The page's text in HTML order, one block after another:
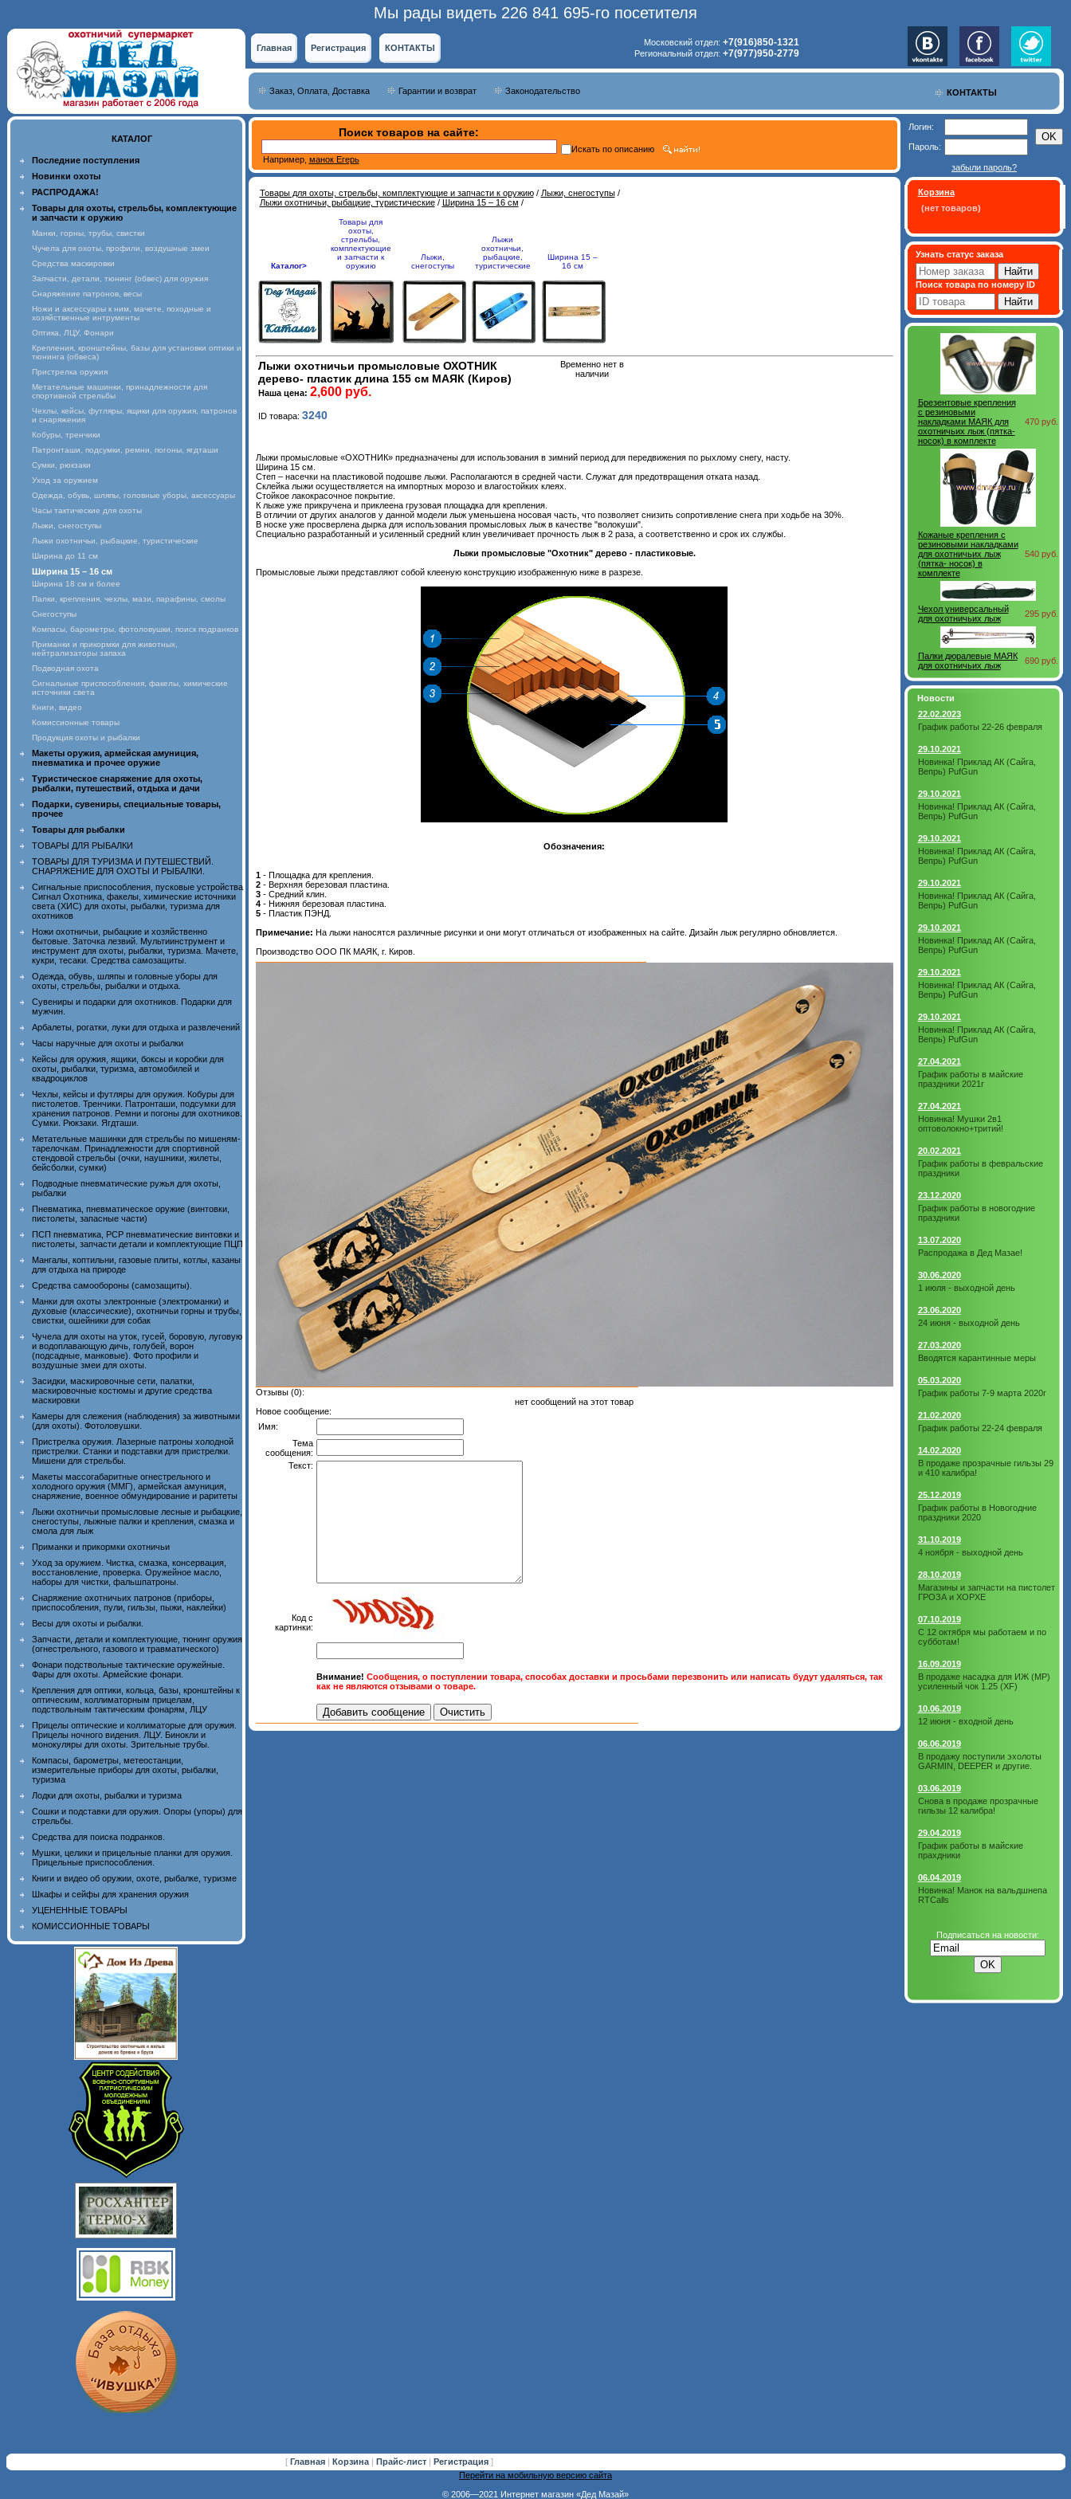
Мы рады видеть 226 841 695-го посетителя
Главная Регистрация КОНТАКТЫ
Московский отдел: +7(916)850-1321
Региональный отдел: +7(977)950-2779
КОНТАКТЫ
Заказ, Оплата, Доставка Гарантии и возврат Законодательство
КАТАЛОГ
Последние поступления
Новинки охоты
РАСПРОДАЖА!
Товары для охоты, стрельбы, комплектующие
и запчасти к оружию
Манки, горны, трубы, свистки
Чучела для охоты, профили, воздушные змеи
Средства маскировки
Запчасти, детали, тюнинг (обвес) для оружия
Снаряжение патронов, весы
Ножи и аксессуары к ним, мачете, походные и
хозяйственные интрументы
Оптика, ЛЦУ, Фонари
Крепления, кронштейны, базы для установки оптики и
тюнинга (обвеса)
Пристрелка оружия
Метательные машинки, принадлежности для
спортивной стрельбы
Чехлы, кейсы, футляры, ящики для оружия, патронов
и снаряжения
Кобуры, тренчики
Патронташи, подсумки, ремни, погоны, ягдташи
Сумки, рюкзаки
Уход за оружием
Одежда, обувь, шляпы, головные уборы, аксессуары
Часы тактические для охоты
Лыжи, снегоступы
Лыжи охотничьи, рыбацкие, туристические
Ширина до 11 см
Ширина 15 – 16 см
Ширина 18 см и более
Палки, крепления, чехлы, мази, парафины, смолы
Снегоступы
Компасы, барометры, фотоловушки, поиск подранков
Приманки и прикормки для животных,
нейтрализаторы запаха
Подводная охота
Сигнальные приспособления, факелы, химические
источники света
Книги, видео
Комиссионные товары
Продукция охоты и рыбалки
Макеты оружия, армейская амуниция,
пневматика и прочее оружие
Туристическое снаряжение для охоты,
рыбалки, путешествий, отдыха и дачи
Подарки, сувениры, специальные товары,
прочее
Товары для рыбалки
ТОВАРЫ ДЛЯ РЫБАЛКИ
ТОВАРЫ ДЛЯ ТУРИЗМА И ПУТЕШЕСТВИЙ.
СНАРЯЖЕНИЕ ДЛЯ ОХОТЫ И РЫБАЛКИ.
Сигнальные приспособления, пусковые устройства
Сигнал Охотника, факелы, химические источники
света (ХИС) для охоты, рыбалки, туризма для
охотников
Ножи охотничьи, рыбацкие и хозяйственно
бытовые. Заточка лезвий. Мультиинструмент и
инструмент для охоты, рыбалки, туризма. Мачете,
кукри, тесаки. Средства самозащиты.
Одежда, обувь, шляпы и головные уборы для
охоты, стрельбы, рыбалки и отдыха.
Сувениры и подарки для охотников. Подарки для
мужчин.
Арбалеты, рогатки, луки для отдыха и развлечений
Часы наручные для охоты и рыбалки
Кейсы для оружия, ящики, боксы и коробки для
охоты, рыбалки, туризма, автомобилей и
квадроциклов
Чехлы, кейсы и футляры для оружия. Кобуры для
пистолетов. Тренчики. Патронташи, подсумки для
хранения патронов. Ремни и погоны для охотников.
Сумки. Рюкзаки. Ягдташи.
Метательные машинки для стрельбы по мишеням-
тарелочкам. Принадлежности для спортивной
стендовой стрельбы (очки, наушники, жилеты,
бейсболки, сумки)
Подводные пневматические ружья для охоты,
рыбалки
Пневматика, пневматическое оружие (винтовки,
пистолеты, запасные части)
ПСП пневматика, PCP пневматические винтовки и
пистолеты, запчасти детали и комплектующие ПЦП
Мангалы, коптильни, газовые плиты, котлы, казаны
для отдыха на природе
Средства самообороны (самозащиты).
Манки для охоты электронные (электроманки) и
духовые (классические), охотничьи горны и трубы,
свистки, ошейники для собак
Чучела для охоты на уток, гусей, боровую, луговую
и водоплавающую дичь, голубей, ворон
(подсадные, манковые). Фото профили и
воздушные змеи для охоты.
Засидки, маскировочные сети, палатки,
маскировочные костюмы и другие средства
маскировки
Камеры для слежения (наблюдения) за животными
(для охоты). Фотоловушки.
Пристрелка оружия. Лазерные патроны холодной
пристрелки. Станки и подставки для пристрелки.
Мишени для стрельбы.
Макеты массогабаритные огнестрельного и
холодного оружия (ММГ), армейская амуниция,
снаряжение, военное обмундирование и раритеты
Лыжи охотничьи промысловые лесные и рыбацкие,
снегоступы, лыжные палки и крепления, смазка и
смола для лыж
Приманки и прикормки охотничьи
Уход за оружием. Чистка, смазка, консервация,
восстановление, проверка. Оружейное масло,
наборы для чистки, фальшпатроны.
Снаряжение охотничьих патронов (приборы,
приспособления, пули, гильзы, пыжи, наклейки)
Весы для охоты и рыбалки.
Запчасти, детали и комплектующие, тюнинг оружия
(огнестрельного, газового и травматического)
Фонари подствольные тактические оружейные.
Фары для охоты. Армейские фонари.
Крепления для оптики, кольца, базы, кронштейны к
оптическим, коллиматорным прицелам,
подствольным тактическим фонарям, ЛЦУ
Прицелы оптические и коллиматорые для оружия.
Прицелы ночного видения. ЛЦУ. Бинокли и
монокуляры для охоты. Зрительные трубы.
Компасы, барометры, метеостанции,
измерительные приборы для охоты, рыбалки,
туризма
Лодки для охоты, рыбалки и туризма
Сошки и подставки для оружия. Опоры (упоры) для
стрельбы.
Средства для поиска подранков.
Мушки, целики и прицельные планки для оружия.
Прицельные приспособления.
Книги и видео об оружии, охоте, рыбалке, туризме
Шкафы и сейфы для хранения оружия
УЦЕНЕННЫЕ ТОВАРЫ
КОМИССИОННЫЕ ТОВАРЫ
Поиск товаров на сайте:
Например, манок Егерь
Искать по описанию
Товары для охоты, стрельбы, комплектующие и запчасти к оружию/ Лыжи, снегоступы/
Лыжи охотничьи, рыбацкие, туристические/ Ширина 15 – 16 см /
Каталог>
Товары для
охоты,
стрельбы,
комплектующие
и запчасти к
оружию
Лыжи,
снегоступы
Лыжи
охотничьи,
рыбацкие,
туристические
Ширина 15 –
16 см
Лыжи охотничьи промысловые ОХОТНИК
дерево- пластик длина 155 см МАЯК (Киров)
Наша цена: 2,600 руб.
ID товара: 3240
Временно нет в
наличии
Лыжи промысловые «ОХОТНИК» предназначены для использования в зимний период для передвижения по рыхлому снегу, насту.
Ширина 15 см.
Степ – насечки на пластиковой подошве лыжи. Располагаются в средней части. Служат для предотвращения отката назад.
Склейка лыжи осуществляется на импортных морозо и влагостойких клеях.
Стойкое лакокрасочное покрытие.
К лыже уже прикручена и приклеена грузовая площадка для крепления.
В отличии от других аналогов у данной модели лыж уменьшена носовая часть, что позволяет снизить сопротивление снега при ходьбе на 30%.
В носке уже просверлена дырка для использования промысловых лыж в качестве "волокуши".
Специально разработанный и усиленный средний клин увеличивает прочность лыж в 2 раза, а соответственно и срок их службы.
Лыжи промысловые "Охотник" дерево - пластиковые.
Промысловые лыжи представляют собой клееную конструкцию изображенную ниже в разрезе.
Обозначения:
1- Площадка для крепления.
2- Верхняя березовая пластина.
3- Средний клин.
4- Нижняя березовая пластина.
5- Пластик ПЭНД.
Примечание: На лыжи наносятся различные рисунки и они могут отличаться от изображенных на сайте. Дизайн лыж регулярно обновляется.
Производство ООО ПК МАЯК, г. Киров.
Отзывы (0):
нет сообщений на этот товар
Новое сообщение:
Имя:
Тема
сообщения:
Текст:
Код с
картинки:
Внимание! Сообщения, о поступлении товара, способах доставки и просьбами перезвонить или написать будут удаляться, так
как не являются отзывами о товаре.
Логин:
Пароль:
забыли пароль?
Корзина
(нет товаров)
Узнать статус заказа
Поиск товара по номеру ID
Брезентовые крепления
с резиновыми
накладками МАЯК для
охотничьих лыж (пятка-
носок) в комплекте
470 руб.
Кожаные крепления с
резиновыми накладками
для охотничьих лыж
(пятка- носок) в
комплекте
540 руб.
Чехол универсальный
для охотничьих лыж
295 руб.
Палки дюралевые МАЯК
для охотничьих лыж
690 руб.
Новости
22.02.2023
График работы 22-26 февраля
29.10.2021
Новинка! Приклад АК (Сайга,
Вепрь) PufGun
29.10.2021
Новинка! Приклад АК (Сайга,
Вепрь) PufGun
29.10.2021
Новинка! Приклад АК (Сайга,
Вепрь) PufGun
29.10.2021
Новинка! Приклад АК (Сайга,
Вепрь) PufGun
29.10.2021
Новинка! Приклад АК (Сайга,
Вепрь) PufGun
29.10.2021
Новинка! Приклад АК (Сайга,
Вепрь) PufGun
29.10.2021
Новинка! Приклад АК (Сайга,
Вепрь) PufGun
27.04.2021
График работы в майские
праздники 2021г
27.04.2021
Новинка! Мушки 2в1
оптоволокно+тритий!
20.02.2021
График работы в февральские
праздники
23.12.2020
График работы в новогодние
праздники
13.07.2020
Распродажа в Дед Мазае!
30.06.2020
1 июля - выходной день
23.06.2020
24 июня - выходной день
27.03.2020
Вводятся карантинные меры
05.03.2020
График работы 7-9 марта 2020г
21.02.2020
График работы 22-24 февраля
14.02.2020
В продаже прозрачные гильзы 29
и 410 калибра!
25.12.2019
График работы в Новогодние
праздники 2020
31.10.2019
4 ноября - выходной день
28.10.2019
Магазины и запчасти на пистолет
ГРОЗА и ХОРХЕ
07.10.2019
С 12 октября мы работаем и по
субботам!
16.09.2019
В продаже насадка для ИЖ (МР)
усиленный чок 1.25 (XF)
10.06.2019
12 июня - входной день
06.06.2019
В продажу поступили эхолоты
GARMIN, DEEPER и другие.
03.06.2019
Снова в продаже прозрачные
гильзы 12 калибра!
29.04.2019
График работы в майские
прахдники
06.04.2019
Новинка! Манок на вальдшнепа
RTCalls
Подписаться на новости:
[ Главная | Корзина | Прайс-лист | Регистрация ]
Перейти на мобильную версию сайта
© 2006—2021 Интернет магазин «Дед Мазай»